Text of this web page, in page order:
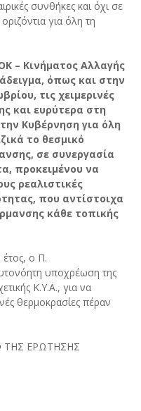
συνθήκες και όχι σε
για όλη τη
– Κινήματος Αλλαγής
όπως και στην
τις χειμερινές
και ευρύτερα στη
Κυβέρνηση για όλη
το θεσμικό
σε συνεργασία
προκειμένου να
ρεαλιστικές
που αντίστοιχα
κάθε τοπικής
έτος, ο Π.
υποχρέωση της
Κ.Υ.Α., για να
θερμοκρασίες πέραν
ΤΗΣ ΕΡΩΤΗΣΗΣ